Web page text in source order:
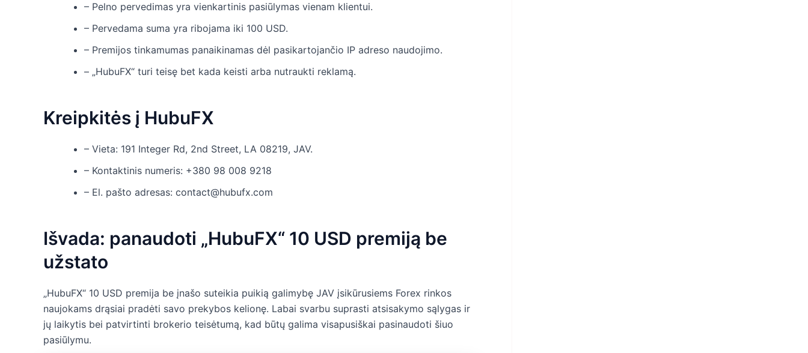
– Pelno pervedimas yra vienkartinis pasiūlymas vienam klientui.
– Pervedama suma yra ribojama iki 100 USD.
– Premijos tinkamumas panaikinamas dėl pasikartojančio IP adreso naudojimo.
– „HubuFX“ turi teisę bet kada keisti arba nutraukti reklamą.
Kreipkitės į HubuFX
– Vieta: 191 Integer Rd, 2nd Street, LA 08219, JAV.
– Kontaktinis numeris: +380 98 008 9218
– El. pašto adresas: contact@hubufx.com
Išvada: panaudoti „HubuFX“ 10 USD premiją be
užstato
„HubuFX“ 10 USD premija be įnašo suteikia puikią galimybę JAV įsikūrusiems Forex rinkos
naujokams drąsiai pradėti savo prekybos kelionę. Labai svarbu suprasti atsisakymo sąlygas ir
jų laikytis bei patvirtinti brokerio teisėtumą, kad būtų galima visapusiškai pasinaudoti šiuo
pasiūlymu.